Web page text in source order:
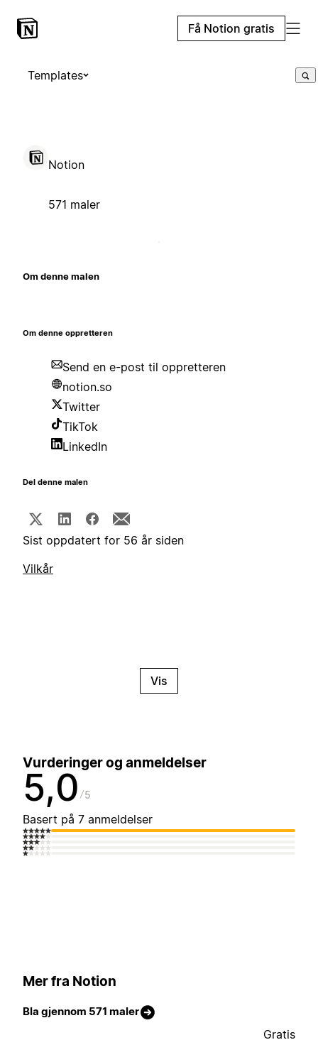
Få Notion gratis
Templates
Notion
571 maler
Om denne malen
Om denne oppretteren
Send en e-post til oppretteren
notion.so
Twitter
TikTok
LinkedIn
Del denne malen
Sist oppdatert for 56 år siden
Vilkår
Vis
Vurderinger og anmeldelser
5,0 5
Basert på 7 anmeldelser
Mer fra Notion
Bla gjennom 571 maler
Gratis